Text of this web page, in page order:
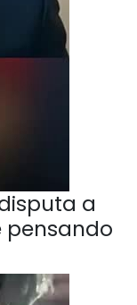
a
pensando